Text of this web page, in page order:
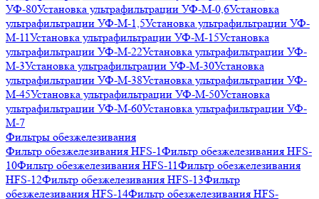
УФ-80Установка ультрафильтрации УФ-М-0,6Установка
ультрафильтрации УФ-М-1,5Установка ультрафильтрации УФ-
М-11Установка ультрафильтрации УФ-М-15Установка
ультрафильтрации УФ-М-22Установка ультрафильтрации УФ-
М-3Установка ультрафильтрации УФ-М-30Установка
ультрафильтрации УФ-М-38Установка ультрафильтрации УФ-
М-45Установка ультрафильтрации УФ-М-50Установка
ультрафильтрации УФ-М-60Установка ультрафильтрации УФ-
М-7
Фильтры обезжелезивания
Фильтр обезжелезивания HFS-1Фильтр обезжелезивания HFS-
10Фильтр обезжелезивания HFS-11Фильтр обезжелезивания
HFS-12Фильтр обезжелезивания HFS-13Фильтр
обезжелезивания HFS-14Фильтр обезжелезивания HFS-